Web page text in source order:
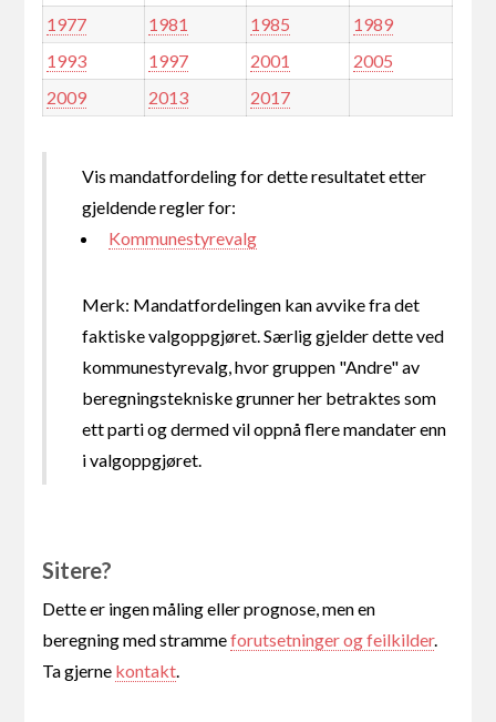
1977
1981 1985
1989
1993
1997 2001
2005
2009
2013 2017
Vis mandatfordeling for dette resultatet etter
gjeldende regler for:
Kommunestyrevalg
Merk: Mandatfordelingen kan avvike fra det
faktiske valgoppgjøret. Særlig gjelder dette ved
kommunestyrevalg, hvor gruppen "Andre" av
beregningstekniske grunner her betraktes som
ett parti og dermed vil oppnå flere mandater enn
i valgoppgjøret.
Sitere?
Dette er ingen måling eller prognose, men en
beregning med strammeforutsetninger og feilkilder.
Ta gjerne kontakt.